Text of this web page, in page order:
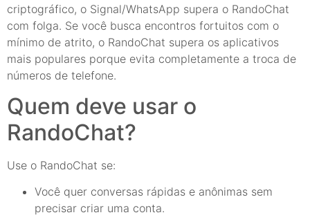
criptográfico, o Signal/WhatsApp supera o RandoChat
com folga. Se você busca encontros fortuitos com o
mínimo de atrito, o RandoChat supera os aplicativos
mais populares porque evita completamente a troca de
números de telefone.
Quem deve usar o
RandoChat?
Use o RandoChat se:
Você quer conversas rápidas e anônimas sem
precisar criar uma conta.